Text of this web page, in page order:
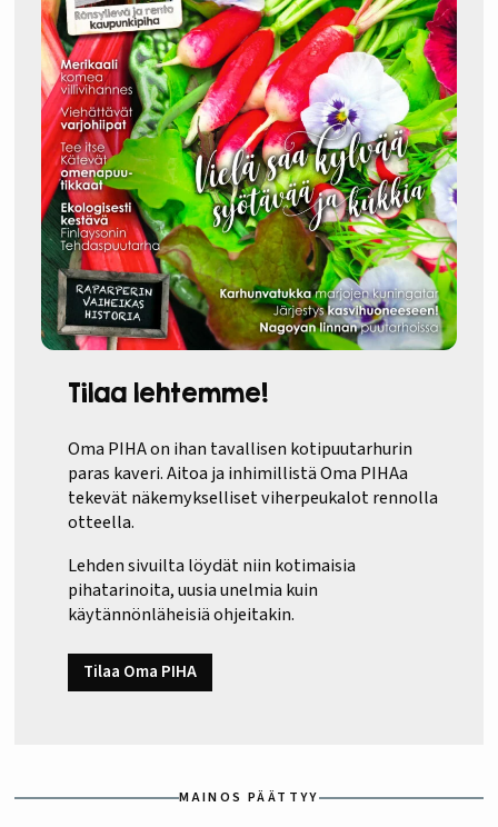
Tilaa lehtemme!
Oma PIHA on ihan tavallisen kotipuutarhurin
paras kaveri. Aitoa ja inhimillistä Oma PIHAa
tekevät näkemykselliset viherpeukalot rennolla
otteella.
Lehden sivuilta löydät niin kotimaisia
pihatarinoita, uusia unelmia kuin
käytännönläheisiä ohjeitakin.
Tilaa Oma PIHA
MAINOS PÄÄTTYY